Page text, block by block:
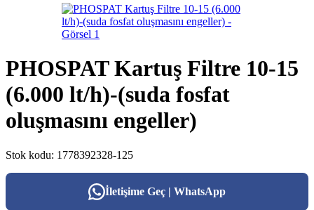
PHOSPAT Kartuş Filtre 10-15
(6.000 lt/h)-(suda fosfat
oluşmasını engeller)
Stok kodu: 1778392328-125
İletişime Geç | WhatsApp